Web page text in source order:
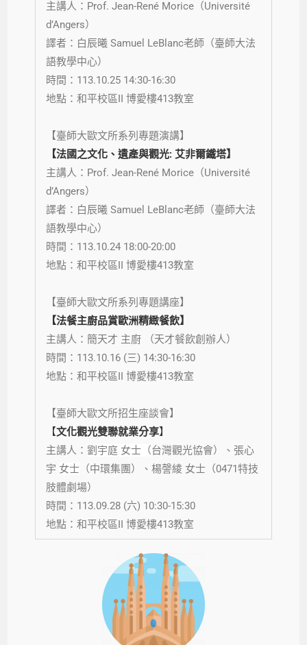
主講人：Prof. Jean-René Morice（Université
d’Angers）
譯者：白辰曦 Samuel LeBlanc老師（臺師大法
語教學中心）
時間：113.10.25 14:30-16:30
地點：和平校區II 博愛樓413教室
【臺師大歐文所系列專題演講】
【法國之文化、遺產與觀光: 艾非爾鐵塔】
主講人：Prof. Jean-René Morice（Université
d’Angers）
譯者：白辰曦 Samuel LeBlanc老師（臺師大法
語教學中心）
時間：113.10.24 18:00-20:00
地點：和平校區II 博愛樓413教室
【臺師大歐文所系列專題講座】
【法餐主廚品賞歐洲精緻餐飲】
主講人：簡天才 主廚 （天才餐飲創辦人）
時間：113.10.16 (三) 14:30-16:30
地點：和平校區II 博愛樓413教室
【臺師大歐文所招生座談會】
【文化觀光雙聯就業分享】
主講人：劉宇庭 女士（台灣觀光協會）、張心
宇 女士 （中環集團）、楊謦綾 女士 （0471特技
肢體劇場）
時間：113.09.28 (六) 10:30-15:30
地點：和平校區II博愛樓413教室